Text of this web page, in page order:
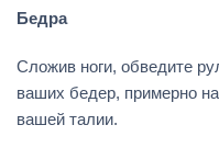
Бедра
Сложив ноги, обведите
ваших бедер, примерно
вашей талии.